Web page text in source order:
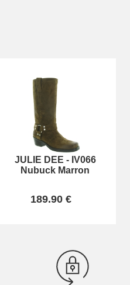
JULIE DEE - IV066
Nubuck Marron
189.90 €